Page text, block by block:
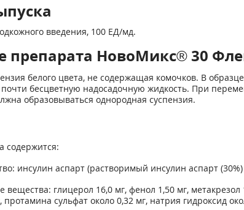
введения, 100 ЕД/мд.
препарата НовоМикс® 30
белого цвета, не содержащая комочков. В
бесцветную надосадочную жидкость. При
образовываться однородная суспензия.
содержится:
инсулин аспарт (растворимый инсулин аспарт
вещества: глицерол 16,0 мг, фенол 1,50 мг,
протамина сульфат около 0,32 мг, натрия гидроксид